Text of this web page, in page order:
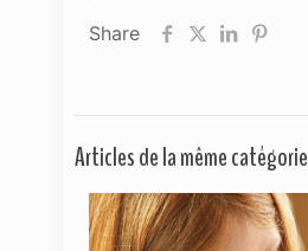
Share
Articles de la même catégorie